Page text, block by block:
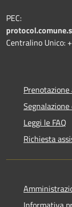
PEC:
Centralino Unico:
Leggi le FAQ
Richiesta